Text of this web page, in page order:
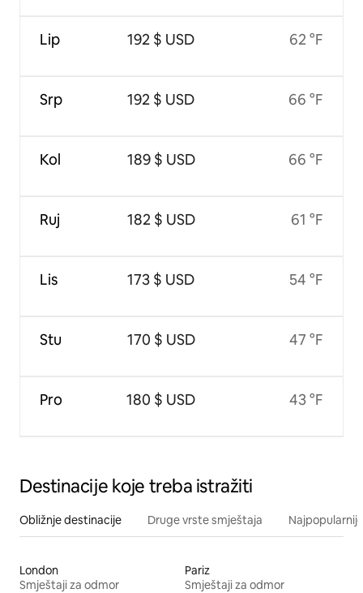
Lip
Srp
Kol
Ruj
Lis
Stu
Pro
192 $ USD
192 $ USD
189 $ USD
182 $ USD
173 $ USD
170 $ USD
180 $ USD
62 °F
66 °F
66 °F
61 °F
54 °F
47 °F
43 °F
Destinacije koje treba istražiti
Obližnje destinacije Druge vrste smještaja
London
Smještaji za odmor
Pariz
Smještaji za odmor